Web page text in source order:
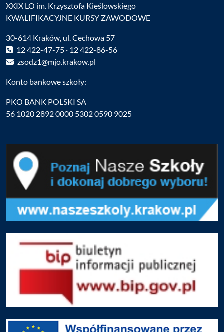
XXIX LO im. Krzysztofa Kieślowskiego
KWALIFIKACYJNE KURSY ZAWODOWE
30-614 Kraków, ul. Cechowa 57
12 422-47-75 · 12 422-86-56
zsodz1@mjo.krakow.pl
Konto bankowe szkoły:
PKO BANK POLSKI SA
56 1020 2892 0000 5302 0590 9025